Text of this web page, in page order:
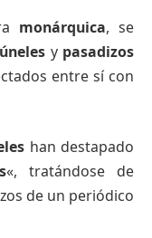
monárquica, se
y pasadizos
entre sí con
han destapado
«, tratándose de
de un periódico